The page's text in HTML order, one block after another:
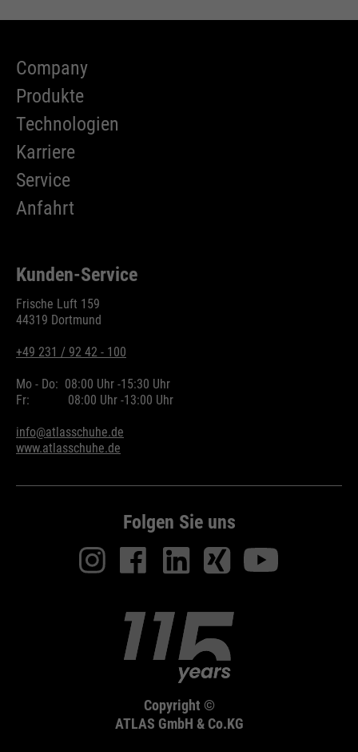
Company
Produkte
Technologien
Karriere
Service
Anfahrt
Kunden-Service
Frische Luft 159
44319 Dortmund
+49 231 / 92 42 - 100
Mo - Do: 08:00 Uhr -15:30 Uhr
Fr:
08:00 Uhr -13:00 Uhr
info@atlasschuhe.de
www.atlasschuhe.de
Folgen Sie uns
Copyright ©
ATLAS GmbH & Co.KG